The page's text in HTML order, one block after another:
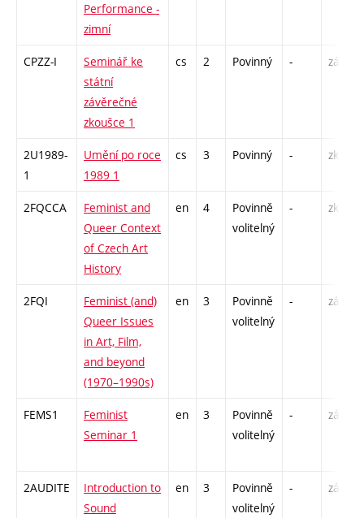
Performance -
zimní
CPZZ-I
Seminář ke
státní
závěrečné
zkoušce 1
cs 2 Povinný - zá
2U1989-
1
Umění po roce
1989 1
cs 3 Povinný - zk
2FQCCA
Feminist and
Queer Context
of Czech Art
History
en 4
Povinně
volitelný
- zk
2FQI
Feminist (and)
Queer Issues
in Art, Film,
and beyond
(1970–1990s)
en 3
Povinně
volitelný
- zá
FEMS1
Feminist
Seminar 1
en 3
Povinně
volitelný
- zá
2AUDITE
Introduction to
Sound
en 3
Povinně
volitelný
- zá